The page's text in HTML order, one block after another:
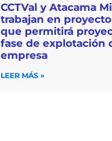
CCTVal y Atacama
trabajan en
que permitirá
fase de explotación
empresa
LEER MÁS »